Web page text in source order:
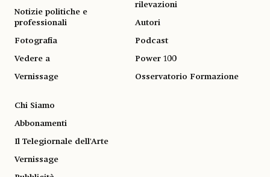
Notizie politiche e
professionali
Fotografia
Vedere a
Vernissage
rilevazioni
Autori
Podcast
Power 100
Osservatorio Formazione
Chi Siamo
Abbonamenti
Il Telegiornale dell'Arte
Vernissage